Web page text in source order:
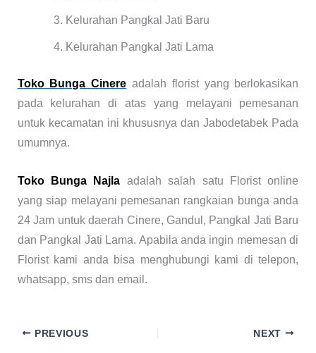
Kelurahan Pangkal Jati Baru
Kelurahan Pangkal Jati Lama
Toko Bunga Cinere adalah florist yang berlokasikan
pada kelurahan di atas yang melayani pemesanan
untuk kecamatan ini khususnya dan Jabodetabek Pada
umumnya.
Toko Bunga Najla adalah salah satu Florist online
yang siap melayani pemesanan rangkaian bunga anda
24 Jam untuk daerah Cinere, Gandul, Pangkal Jati Baru
dan Pangkal Jati Lama. Apabila anda ingin memesan di
Florist kami anda bisa menghubungi kami di telepon,
whatsapp, sms dan email.
PREVIOUS NEXT